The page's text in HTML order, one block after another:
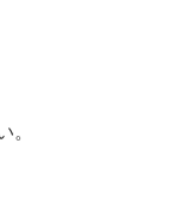
。